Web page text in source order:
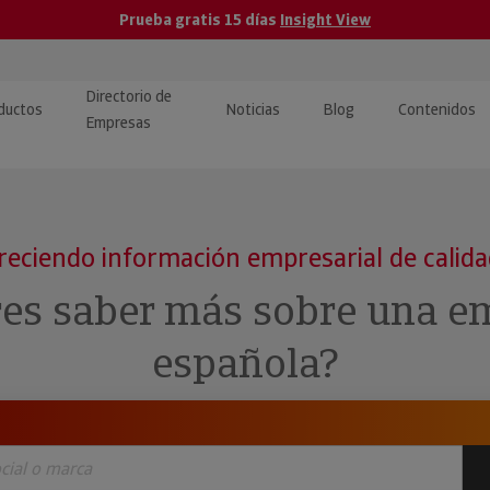
Prueba gratis 15 días Insight View
y ERP
· Recuperación de
Directorio de
Empresas
Noticias Blog Contenidos
Pública
Investigada
información empresarial de
saber más sobre una
española?